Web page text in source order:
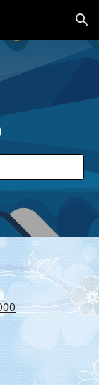
Skip to navigation